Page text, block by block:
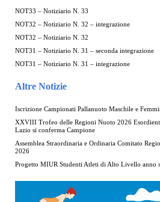
NOT33 – Notiziario N. 33
NOT32 – Notiziario N. 32 – integrazione
NOT32 – Notiziario N. 32
NOT31 – Notiziario N. 31 – seconda integrazione
NOT31 – Notiziario N. 31 – integrazione
Altre Notizie
Iscrizione Campionati Pallanuoto Maschile e
XXVIII Trofeo delle Regioni Nuoto 2026
Lazio si conferma Campione
Assemblea Straordinaria e Ordinaria Comitato
2026
Progetto MIUR Studenti Atleti di Alto Livello anno